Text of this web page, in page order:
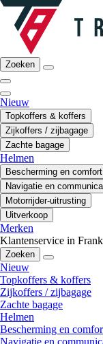
Zoeken
Nieuw
Topkoffers & koffers
Zijkoffers / zijbagage
Zachte bagage
Helmen
Bescherming en comfort
Navigatie en
Motorrijder-uitrusting
Uitverkoop
Merken
Klantenservice in
Zoeken
Nieuw
Topkoffers & koffers
Zijkoffers / zijbagage
Zachte bagage
Helmen
Bescherming en
Navigatie en